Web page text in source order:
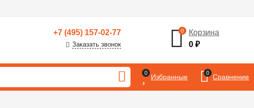
+7 (495) 157-02-77
Заказать звонок
0
Корзина
0₽
0 Избранные 0 Сравнение